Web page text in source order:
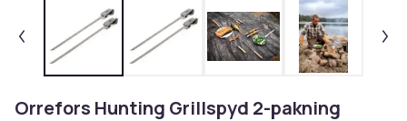
Orrefors Hunting Grillspyd 2-pakning